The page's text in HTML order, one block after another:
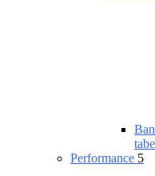
Performance 5